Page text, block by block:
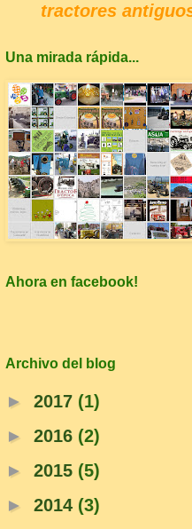
tractores
Una mirada rápida...
Ahora en facebook!
Archivo del blog
► 2017 (1)
► 2016 (2)
► 2015 (5)
► 2014 (3)